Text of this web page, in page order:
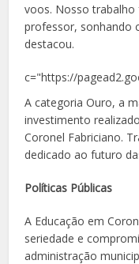
voos. Nosso
professor, sonhando
destacou.
c="https://
A categoria Ouro, a
investimento
Coronel Fabriciano.
dedicado ao futuro
Políticas Públicas
A Educação em
seriedade e
administração